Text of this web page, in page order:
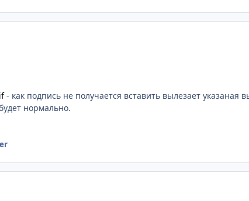
- как подпись не получается вставить вылезает указаная
нормально.